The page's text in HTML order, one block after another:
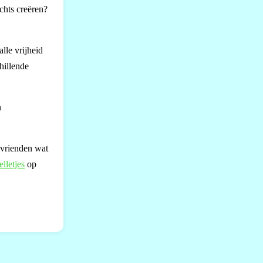
creëren?
vrijheid
wat
op